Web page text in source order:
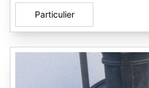
Particulier